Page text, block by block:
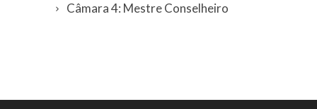
Câmara 4: Mestre Conselheiro